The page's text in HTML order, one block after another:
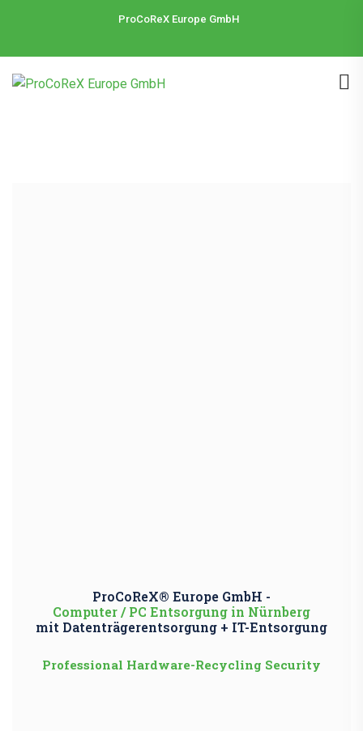
ProCoReX Europe GmbH
ProCoReX® Europe GmbH -
Computer / PC Entsorgung in Nürnberg
mit Datenträgerentsorgung + IT-Entsorgung
Professional Hardware-Recycling Security